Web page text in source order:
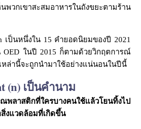
วกเขาสะสมอาหารในถังขยะตามร้าน
เป็นหนึ่งใน 15 คำยอดนิยมของปี 2021
OED ในปี 2015 ก็ตามด้วยวิกฤตการณ์
ล่านี้จะถูกนำมาใช้อย่างแน่นอนในปีนี้
(n) เป็นคำนาม
ลาสติกที่ใครบางคนใช้แล้วโยนทิ้งไป
สิ่งแวดล้อมที่เกิดขึ้น